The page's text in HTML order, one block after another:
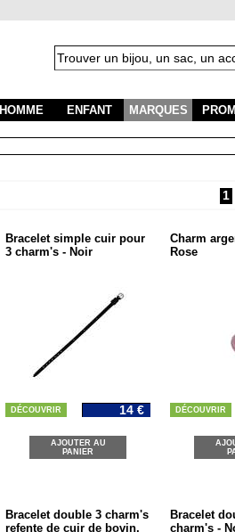
HOMME ENFANT MARQUES
1
Bracelet simple cuir pour
3 charm's - Noir
DÉCOUVRIR 14 €
AJOUTER AU
PANIER
Charm
Rose
DÉCOUVRIR
Bracelet double 3 charm's
refente de cuir de bovin,
Bracelet
charm's -